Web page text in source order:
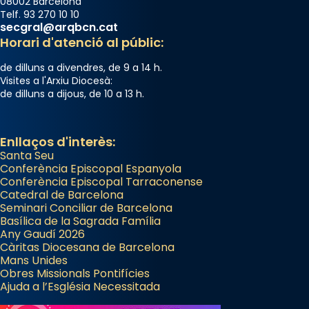
del temple amb les relíquies de les santes.
Des de 1985 hi participa també un grup de
diablesses amb música i ball propis. Festa
«Si vols saber què és calor, ves per les
Santes a Mataró»🥵.
View on Facebook · Share
Arquebisbat de Barcelona
2 weeks ago
Jaume, fill de Zebedeu, és juntament amb el
seu germà Joan i Pere un dels que
acompanyava més de prop Jesús.
Segons el llibre dels Fets (12,2) fou el primer
apòstol màrtir, decapitat a Jerusalem per
Telf. 93 270 10 10
secgral@arqbcn.cat
Horari d'atenció al públic:
de dilluns a divendres, de 9 a 14 h.
Visites a l'Arxiu Diocesà:
de dilluns a dijous, de 10 a 13 h.
Enllaços d'interès:
Santa Seu
Conferència Episcopal Espanyola
Conferència Episcopal Tarraconense
Catedral de Barcelona
Seminari Conciliar de Barcelona
Basílica de la Sagrada Família
Any Gaudí 2026
Càritas Diocesana de Barcelona
Mans Unides
Obres Missionals Pontifícies
Ajuda a l’Església Necessitada